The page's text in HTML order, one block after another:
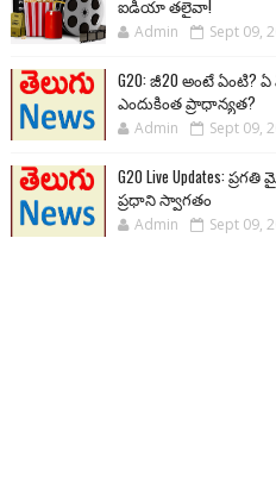
ఐడియా తలైవా!
Admin Sept 09,
G20: జీ20 అంటే ఏంటి?
ఎందుకింత ప్రాధాన్యత?
Admin Sept 09,
G20 Live Updates:
ప్రధాని స్వాగతం
Admin Sept 09,